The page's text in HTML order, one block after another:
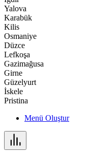
Yalova
Karabük
Kilis
Osmaniye
Düzce
Lefkoşa
Gazimağusa
Girne
Güzelyurt
İskele
Pristina
Menü Oluştur